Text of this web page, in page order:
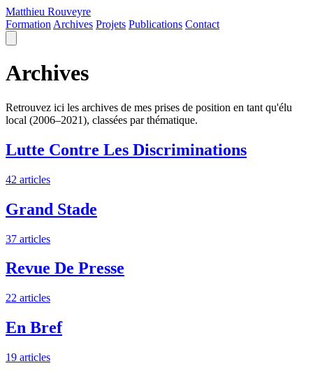
Matthieu Rouveyre
Formation Archives Projets Publications Contact
Archives
Retrouvez ici les archives de mes prises de position en tant qu'élu
local (2006–2021), classées par thématique.
Lutte Contre Les Discriminations
42 articles
Grand Stade
37 articles
Revue De Presse
22 articles
En Bref
19 articles